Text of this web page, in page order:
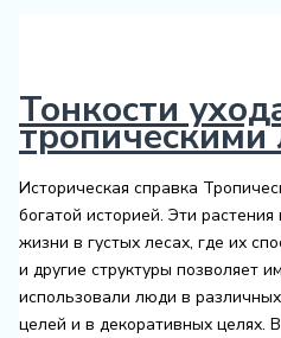
Тонкости
тропическими
Историческая справка
богатой историей. Эти
жизни в густых лесах, где их
и другие структуры позволяет
использовали люди в
целей и в декоративных целях.